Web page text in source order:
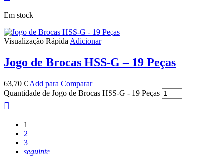
Em stock
Visualização Rápida Adicionar
Jogo de Brocas HSS-G – 19 Peças
63,70 € Add para Comparar
Quantidade de Jogo de Brocas HSS-G - 19 Peças
1
2
3
seguinte